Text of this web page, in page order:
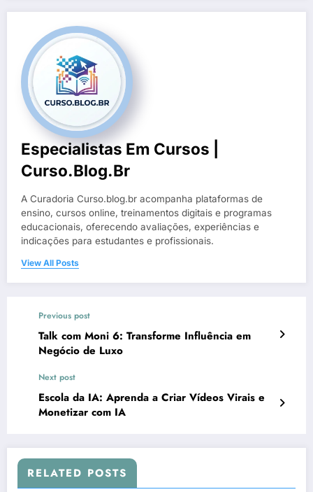
Especialistas Em Cursos |
Curso.blog.br
A Curadoria Curso.blog.br acompanha plataformas de
ensino, cursos online, treinamentos digitais e programas
educacionais, oferecendo avaliações, experiências e
indicações para estudantes e profissionais.
View All Posts
Previous post
Talk com Moni 6: Transforme Influência em
Negócio de Luxo
Next post
Escola da IA: Aprenda a Criar Vídeos Virais e
Monetizar com IA
RELATED POSTS